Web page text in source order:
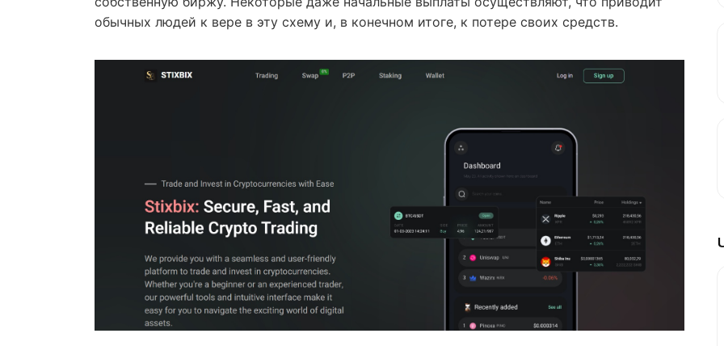
обычных людей к вере в эту схему и, в конечном итоге, к потере своих средств.